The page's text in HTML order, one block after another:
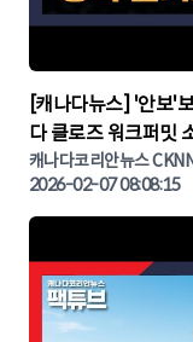
▶
[캐나다뉴스] '안보'
다 클로즈 워크퍼밋 소지
다뉴스 | CKNNEWS,
캐나다코리안뉴스
2026-02-07 08:08:15